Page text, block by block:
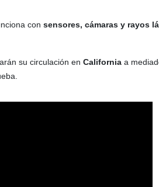
con sensores, cámaras y rayos
su circulación en California a